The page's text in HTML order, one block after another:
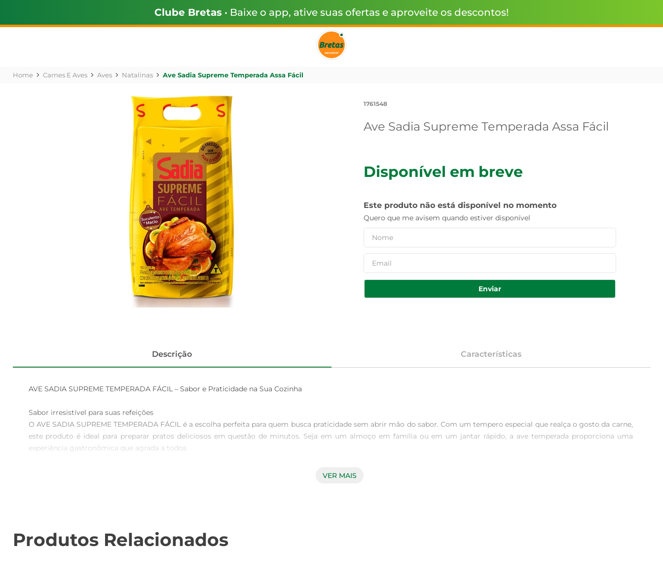
Clube Bretas • Baixe o app, ative suas ofertas e aproveite os descontos!
Carnes E Aves Aves Natalinas Ave Sadia Supreme Temperada Assa Fácil
1761548
Ave Sadia Supreme Temperada Assa Fácil
Disponível em breve
Este produto não está disponível no momento
Quero que me avisem quando estiver disponível
Enviar
Descrição Características
AVE SADIA SUPREME TEMPERADA FÁCIL – Sabor e Praticidade na Sua Cozinha
Sabor irresistível para suas refeições
O AVE SADIA SUPREME TEMPERADA FÁCIL é a escolha perfeita para quem busca praticidade sem abrir mão do sabor. Com um tempero especial que realça o gosto da carne,
este produto é ideal para preparar pratos deliciosos em questão de minutos. Seja em um almoço em família ou em um jantar rápido, a ave temperada proporciona uma
experiência gastronômica que agrada a todos.
Este produto é extremamente versátil e pode ser utilizado em diversas receitas. Desde assados até grelhados, a AVE SADIA SUPREME TEMPERADA FÁCIL se adapta a
diferentes modos de preparo, permitindo que você explore sua criatividade na cozinha. Experimente em saladas, sanduíches ou como acompanhamento de pratos principais e
VER MAIS
Produtos Relacionados